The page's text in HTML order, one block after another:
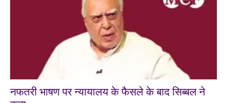
नफतरी भाषण पर न्यायालय के फैसले के बाद सिब्बल ने